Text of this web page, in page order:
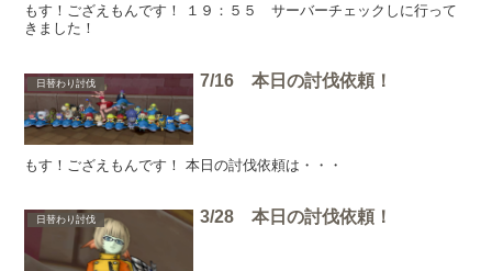
もす！ござえもんです！ １９：５５ サーバーチェックしに行って
きました！
日替わり討伐 7/16 本日の討伐依頼！
もす！ござえもんです！ 本日の討伐依頼は・・・
日替わり討伐 3/28 本日の討伐依頼！